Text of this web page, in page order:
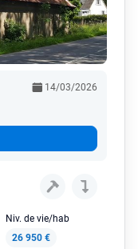
14/03/2026
Niv. de vie/hab
26 950 €